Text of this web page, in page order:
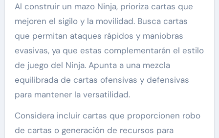
Al construir un mazo Ninja, prioriza cartas que
mejoren el sigilo y la movilidad. Busca cartas
que permitan ataques rápidos y maniobras
evasivas, ya que estas complementarán el estilo
de juego del Ninja. Apunta a una mezcla
equilibrada de cartas ofensivas y defensivas
para mantener la versatilidad.
Considera incluir cartas que proporcionen robo
de cartas o generación de recursos para